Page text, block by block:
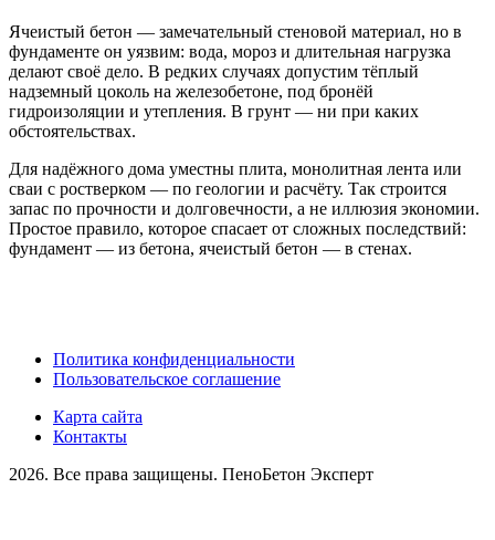
Ячеистый бетон — замечательный стеновой материал, но в
фундаменте он уязвим: вода, мороз и длительная нагрузка
делают своё дело. В редких случаях допустим тёплый
надземный цоколь на железобетоне, под бронёй
гидроизоляции и утепления. В грунт — ни при каких
обстоятельствах.
Для надёжного дома уместны плита, монолитная лента или
сваи с ростверком — по геологии и расчёту. Так строится
запас по прочности и долговечности, а не иллюзия экономии.
Простое правило, которое спасает от сложных последствий:
фундамент — из бетона, ячеистый бетон — в стенах.
Политика конфиденциальности
Пользовательское соглашение
Карта сайта
Контакты
2026. Все права защищены. ПеноБетон Эксперт